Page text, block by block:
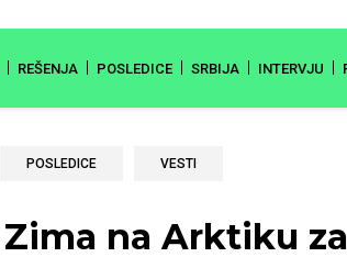
REŠENJA POSLEDICE SRBIJA INTERVJU
POSLEDICE VESTI
Zima na Arktiku